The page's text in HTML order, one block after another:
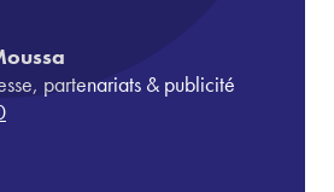
partenariats & publicité